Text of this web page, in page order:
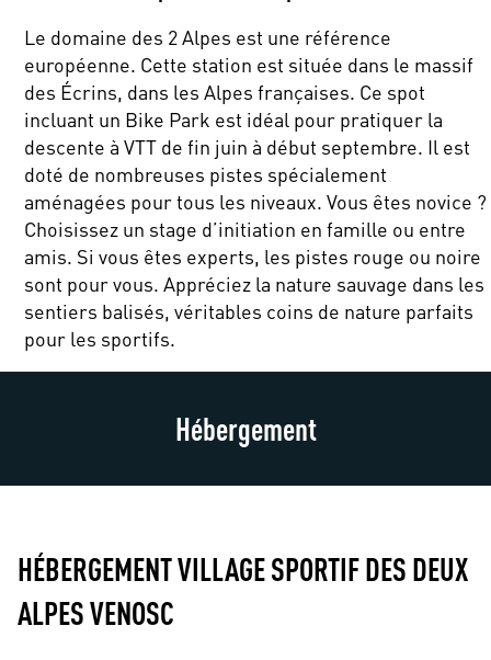
Le domaine des 2 Alpes est une référence
européenne. Cette station est située dans le massif
des Écrins, dans les Alpes françaises. Ce spot
incluant un Bike Park est idéal pour pratiquer la
descente à VTT de fin juin à début septembre. Il est
doté de nombreuses pistes spécialement
aménagées pour tous les niveaux. Vous êtes novice ?
Choisissez un stage d’initiation en famille ou entre
amis. Si vous êtes experts, les pistes rouge ou noire
sont pour vous. Appréciez la nature sauvage dans les
sentiers balisés, véritables coins de nature parfaits
pour les sportifs.
Hébergement
HÉBERGEMENT VILLAGE SPORTIF DES DEUX
ALPES VENOSC